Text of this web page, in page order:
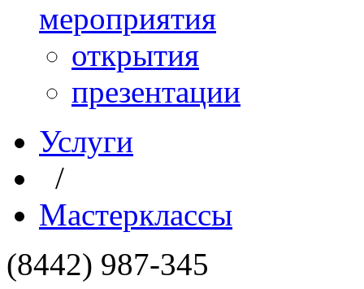
мероприятия
открытия
презентации
Услуги
/
Мастерклассы
(8442) 987-345